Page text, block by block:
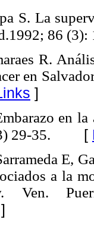
S. La
86 (3):
R.
en
]
en la
29-35. [
E,
a la
Ven.
]